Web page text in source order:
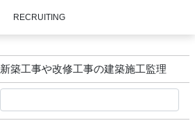
RECRUITING
新築工事や改修工事の建築施工監理